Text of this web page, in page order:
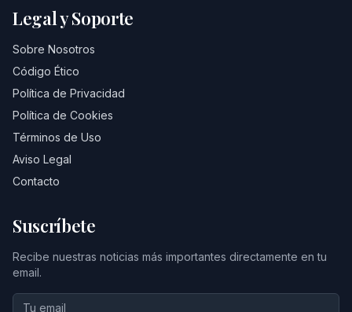
Legal y Soporte
Sobre Nosotros
Código Ético
Política de Privacidad
Política de Cookies
Términos de Uso
Aviso Legal
Contacto
Suscríbete
Recibe nuestras noticias más importantes directamente en tu
email.